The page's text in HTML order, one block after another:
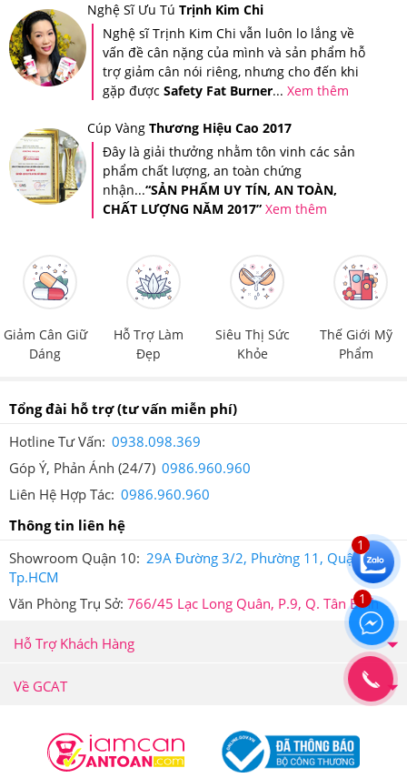
sản phẩm mình đã mua, sau đó, bạn soạn tin nhắn theo
cú pháp hướng dẫn trên tem và gửi đến 7039 để được
xác thực.
gửi trả về cho bạn tin nhắn xác thực sản phẩm bạn vừa
mua tại Hệ thống Giảm Cân An Toàn.
Tin nhắn xác thực sản phẩm khi bạn mua hàng tại Hệ thống
Ngoài ra, Hệ thống Giảm Cân An Toàn còn áp dụng tem
Nghệ Sĩ Ưu Tú Trịnh Kim Chi
Nghệ sĩ Trịnh Kim Chi vẫn luôn lo lắng về
vấn đề cân nặng của mình và sản phẩm hỗ
trợ giảm cân nói riêng, nhưng cho đến khi
gặp được Safety Fat Burner... Xem thêm
Cúp Vàng Thương Hiệu Cao 2017
Đây là giải thưởng nhằm tôn vinh các sản
phẩm chất lượng, an toàn chứng
nhận...“SẢN PHẨM UY TÍN, AN TOÀN,
CHẤT LƯỢNG NĂM 2017” Xem thêm
Giảm Cân Giữ
Dáng
Hỗ Trợ Làm
Đẹp
Siêu Thị Sức
Khỏe
Thế Giới Mỹ
Phẩm
Tổng đài hỗ trợ(tư vấn miễn phí)
Hotline Tư Vấn: 0938.098.369
Góp Ý, Phản Ánh (24/7) 0986.960.960
Liên Hệ Hợp Tác: 0986.960.960
Thông tin liên hệ
Showroom Quận 10: 29A Đường 3/2, Phường 11, Quận 10,
Tp.HCM
Văn Phòng Trụ Sở: 766/45 Lạc Long Quân, P.9, Q. Tân Bình
Hỗ Trợ Khách Hàng
Về GCAT
1
1